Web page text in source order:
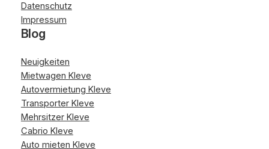
Datenschutz
Impressum
Blog
Neuigkeiten
Mietwagen Kleve
Autovermietung Kleve
Transporter Kleve
Mehrsitzer Kleve
Cabrio Kleve
Auto mieten Kleve